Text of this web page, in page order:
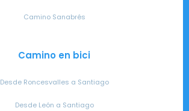
Camino Sanabrés
Camino en bici
Desde Roncesvalles a Santiago
Desde León a Santiago